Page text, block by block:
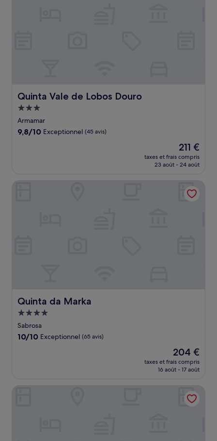
Quinta Vale de Lobos Douro
Quinta Vale de Lobos Douro
Hébergement
3.0 étoiles
Armamar
9.8
9,8/10 Exceptionnel (45 avis)
Le
nouveau
prix
de
211 €
211 €
taxes et frais compris
23 août - 24 août
Quinta da Marka
Quinta da Marka
Hébergement
4.0 étoiles
Sabrosa
10.0
10/10 Exceptionnel (65 avis)
Le
nouveau
prix
de
204 €
204 €
taxes et frais compris
16 août - 17 août